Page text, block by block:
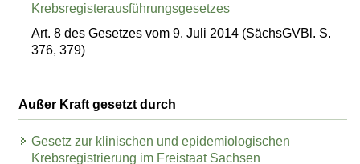
Krebsregisterausführungsgesetzes
Art. 8 des Gesetzes vom 9. Juli 2014 (SächsGVBl. S.
376, 379)
Außer Kraft gesetzt durch
Gesetz zur klinischen und epidemiologischen
Krebsregistrierung im Freistaat Sachsen